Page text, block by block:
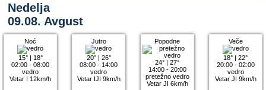
Nedelja
09.08. Avgust
Noć
15°| 18°
02:00 - 08:00
vedro
Vetar I 12km/h
Jutro
20°| 26°
08:00 - 14:00
vedro
Vetar IJI 9km/h
Popodne
24° |27°
14:00 - 20:00
pretežno vedro
Vetar JI 6km/h
Veče
18° |22°
20:00 - 02:00
vedro
Vetar JI 9km/h